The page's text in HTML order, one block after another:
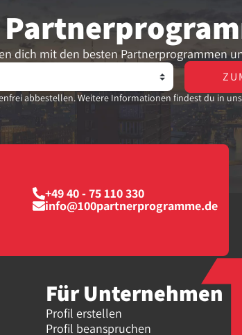
dich mit den besten Partnerprogrammen
abbestellen. Weitere Informationen findest du in
+49 40 - 75 110 330
info@100partnerprogramme.de
Für Unternehmen
Profil erstellen
Profil beanspruchen